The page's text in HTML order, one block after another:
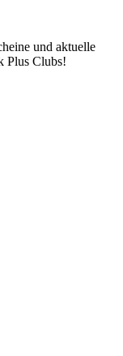
und aktuelle
Plus Clubs!